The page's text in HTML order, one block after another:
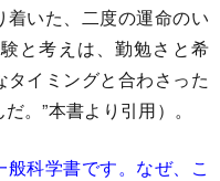
いた、二度の運命のい
と考えは、勤勉さと希
イミングと合わさった
。”本書より引用）。
科学書です。なぜ、こ